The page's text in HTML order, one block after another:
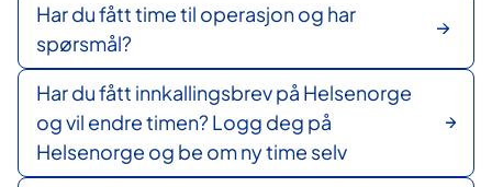
Har du fått time til operasjon og har
spørsmål?
Har du fått innkallingsbrev på Helsenorge
og vil endre timen? Logg deg på
Helsenorge og be om ny time selv